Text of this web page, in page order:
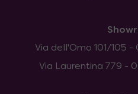
Via dell'Omo 101/105
Via Laurentina 779 -